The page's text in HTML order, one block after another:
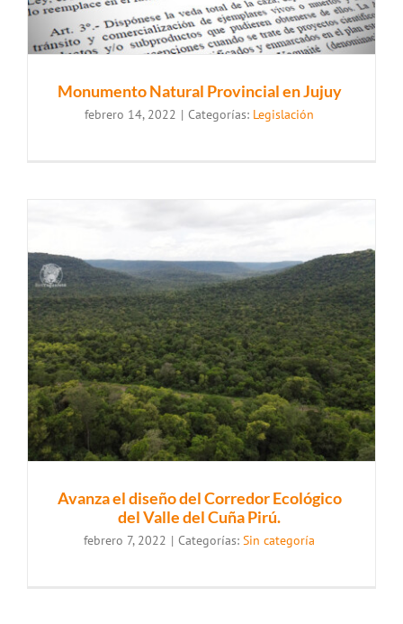
Monumento Natural Provincial en Jujuy
febrero 14, 2022 | Categorías: Legislación
Avanza el diseño del Corredor Ecológico
del Valle del Cuña Pirú.
febrero 7, 2022 | Categorías: Sin categoría